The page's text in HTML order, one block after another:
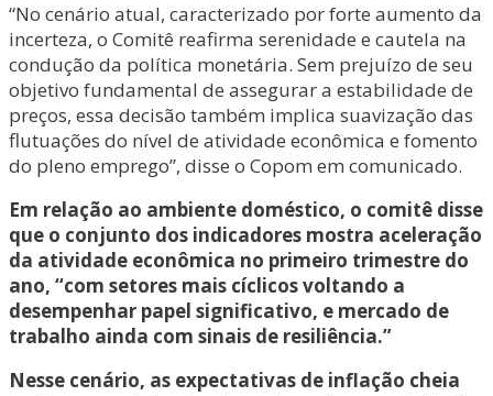
“No cenário atual, caracterizado por forte aumento da
incerteza, o Comitê reafirma serenidade e cautela na
condução da política monetária. Sem prejuízo de seu
objetivo fundamental de assegurar a estabilidade de
preços, essa decisão também implica suavização das
flutuações do nível de atividade econômica e fomento
do pleno emprego”, disse o Copom em comunicado.
Em relação ao ambiente doméstico, o comitê disse
que o conjunto dos indicadores mostra aceleração
da atividade econômica no primeiro trimestre do
ano, “com setores mais cíclicos voltando a
desempenhar papel significativo, e mercado de
trabalho ainda com sinais de resiliência.”
Nesse cenário, as expectativas de inflação cheia